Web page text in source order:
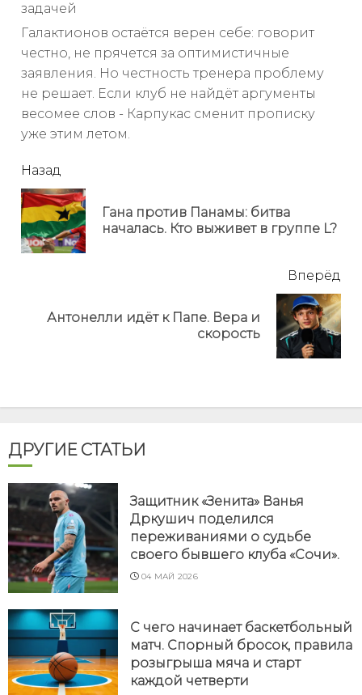
задачей
Галактионов остаётся верен себе: говорит
честно, не прячется за оптимистичные
заявления. Но честность тренера проблему
не решает. Если клуб не найдёт аргументы
весомее слов - Карпукас сменит прописку
уже этим летом.
читать
еще
Назад
Гана против Панамы: битва
началась. Кто выживет в группе L?
Вперёд
NextАнтонелли идёт к Папе. Вера и
скорость
ДРУГИЕ СТАТЬИ
Защитник «Зенита» Ванья
Дркушич поделился
переживаниями о судьбе
своего бывшего клуба «Сочи».
04 МАЙ 2026
С чего начинает баскетбольный
матч. Спорный бросок, правила
розыгрыша мяча и старт
каждой четверти